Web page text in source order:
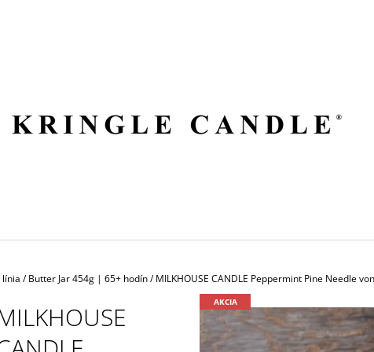
/ Butter Jar 454g | 65+ hodín/ MILKHOUSE CANDLE Peppermint Pine Needle
AKCIA
HERMANOS APOTHECARY VOLUSPA